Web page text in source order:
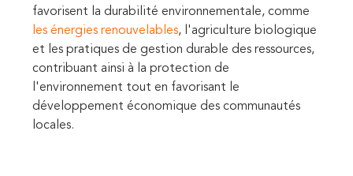
favorisent la durabilité environnementale, comme
les énergies renouvelables, l'agriculture biologique
et les pratiques de gestion durable des ressources,
contribuant ainsi à la protection de
l'environnement tout en favorisant le
développement économique des communautés
locales.